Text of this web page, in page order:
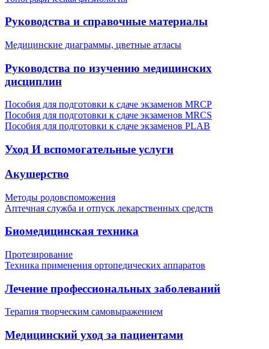
Руководства и справочные материалы
Медицинские диаграммы, цветные атласы
Руководства по изучению медицинских
дисциплин
Пособия для подготовки к сдаче экзаменов MRCP
Пособия для подготовки к сдаче экзаменов MRCS
Пособия для подготовки к сдаче экзаменов PLAB
Уход И вспомогательные услуги
Акушерство
Методы родовспоможения
Аптечная служба и отпуск лекарственных средств
Биомедицинская техника
Протезирование
Техника применения ортопедических аппаратов
Лечение профессиональных заболеваний
Терапия творческим самовыражением
Медицинский уход за пациентами